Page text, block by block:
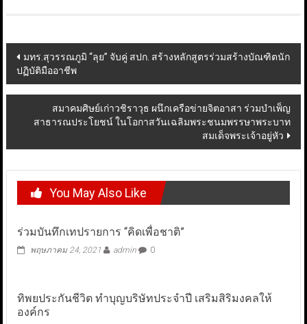
Post
navigation
มทร.สุวรรณภูมิ “ลุย” จับคู่ สปก. สร้างหลักสูตรร่วมสร้างบัณฑิตนัก
ปฏิบัติมืออาชีพ
สมาคมศิษย์เก่าวชิราวุธ ผนึกเครือข่ายจิตอาสา ร่วมบำเพ็ญ
สาธารณประโยชน์ ในโอกาสวันเฉลิมพระชนมพรรษาพระบาท
สมเด็จพระเจ้าอยู่หัว
You May Also Like
ร่วมบันทึกเทปรายการ “คิดเพื่อชาติ”
พฤษภาคม 24, 2021 admin 0
ทิพยประกันชีวิต ทำบุญบริษัทประจำปี เสริมสิริมงคลให้
องค์กร